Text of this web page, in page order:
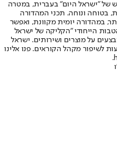
של "ישראל היום" בעברית, במטרה
בטוחה ונוחה. תכני המהדורה
במהדורה יומית מקוונת, ואפשר
הייחודי "הקליקה של ישראל
על מוצרים ושירותים. ישראל
לשיפור מקהל הקוראים. פנו אלינו